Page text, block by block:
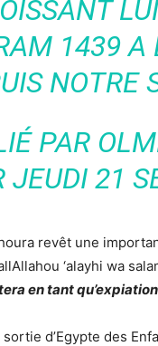
1439 A
NOTRE
PAR
JEUDI 21
revêt une
‘alayhi wa
en tant
d’Egypte des